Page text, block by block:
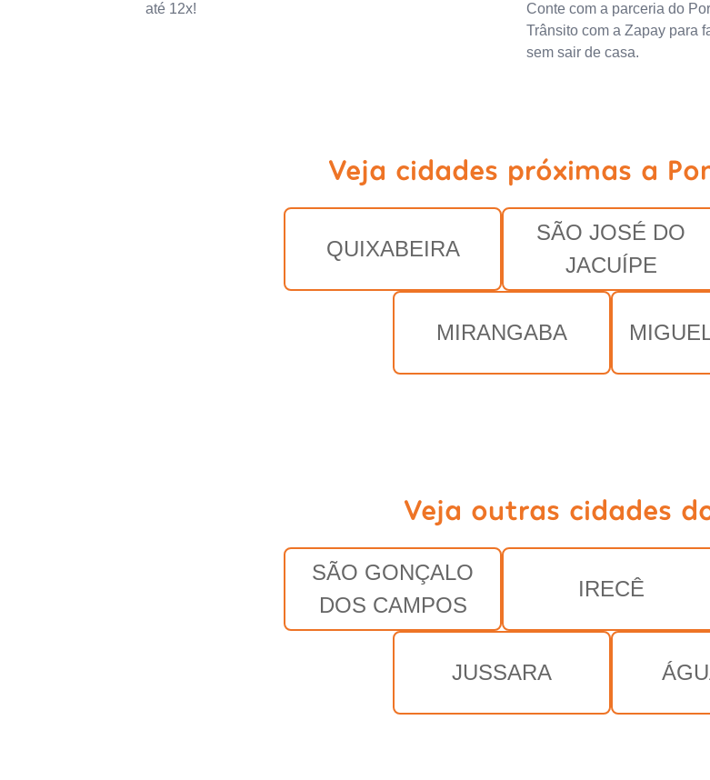
até 12x!
Conte com a parceria do
Trânsito com a Zapay para
sem sair de casa.
Veja cidades próximas a
QUIXABEIRA
SÃO JOSÉ DO
JACUÍPE
MIRANGABA
Veja outras cidades
SÃO GONÇALO
DOS CAMPOS
IRECÊ
JUSSARA